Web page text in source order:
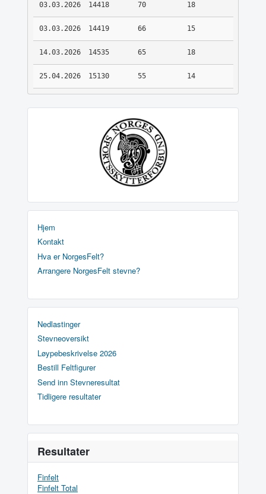
03.03.2026 14418 70 18
03.03.2026 14419 66 15
14.03.2026 14535 65 18
25.04.2026 15130 55 14
Hjem
Kontakt
Hva er NorgesFelt?
Arrangere NorgesFelt stevne?
Nedlastinger
Stevneoversikt
Løypebeskrivelse 2026
Bestill Feltfigurer
Send inn Stevneresultat
Tidligere resultater
Resultater
Finfelt
Finfelt Total